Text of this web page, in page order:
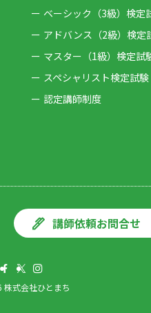
ベーシック（3級）検定
アドバンス（2級）検定
マスター（1級）検定試
スペシャリスト検定試験
認定講師制度
講師依頼お問合せ
株式会社ひとまち